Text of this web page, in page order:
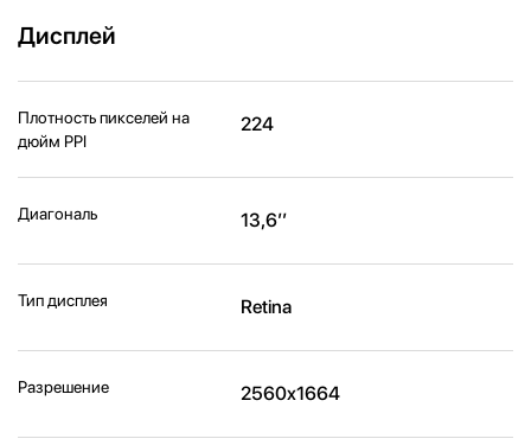
Дисплей
Плотность пикселей на
дюйм PPI
224
Диагональ 13,6’’
Тип дисплея Retina
Разрешение 2560x1664